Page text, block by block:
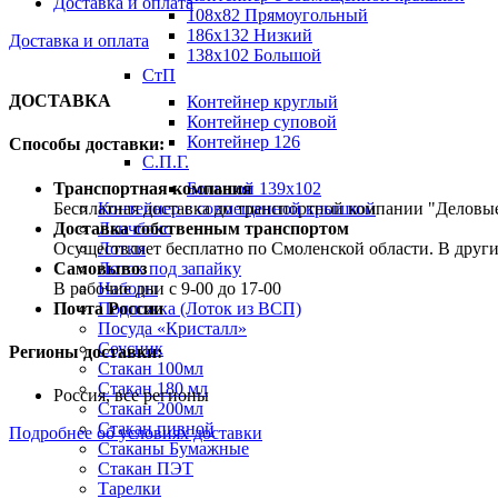
108х82 Прямоугольный
186х132 Низкий
138х102 Большой
СтП
Контейнер круглый
Контейнер суповой
Контейнер 126
С.П.Г.
Большой 139х102
Контейнер с совмещенной крышкой
Ланчбокс
Лотки
Лоток под запайку
Наборы
Подложка (Лоток из ВСП)
Посуда «Кристалл»
Соусник
Стакан 100мл
Стакан 180 мл
Стакан 200мл
Стакан пивной
Стаканы Бумажные
Стакан ПЭТ
Тарелки
Доставка и оплата
ДОСТАВКА
Способы доставки:
Транспортная компания
Бесплатная доставка до транспортной компании
Доставка собственным транспортом
Осуществляет бесплатно по Смоленской области. В
Самовывоз
В рабочие дни с 9-00 до 17-00
Почта России
Регионы доставки:
Россия, все регионы
Подробнее об условиях доставки